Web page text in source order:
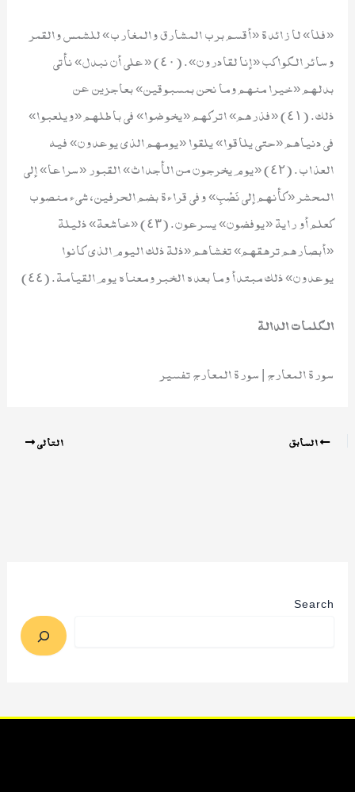
«فلا» لا زائدة «أقسم برب المشارق والمغارب» للشمس والقمر
وسائر الكواكب «إنا لقادرون». (٤٠) «على أن نبدل» نأتي
بدلهم «خيرا منهم وما نحن بمسبوقين» بعاجزين عن
ذلك. (٤١) «فذرهم» اتركهم «يخوضوا» في باطلهم «ويلعبوا»
في دنياهم «حتى يلاقوا» يلقوا «يومهم الذي يوعدون» فيه
العذاب. (٤٢) «يوم يخرجون من الأجداث» القبور «سراعا» إلى
المحشر «كأنهم إلى نَصْبِ» وفي قراءة بضم الحرفين، شيء منصوب
كعلم أو راية «يوفضون» يسرعون. (٤٣) «خاشعة» ذليلة
«أبصارهم ترهقهم» تغشاهم «ذلة ذلك اليوم الذي كانوا
يوعدون» ذلك مبتدأ وما بعده الخبر ومعناه يوم القيامة. (٤٤)
الكلمات الدالة
سورة المعارج | سورة المعارج تفسير
السابق التالي
Search